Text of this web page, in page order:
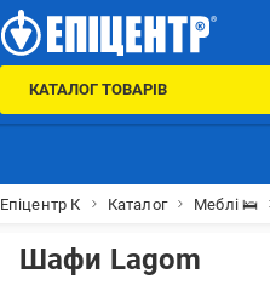
КАТАЛОГ ТОВАРІВ
Епіцентр К Каталог Меблі 🛌
Шафи Lagom